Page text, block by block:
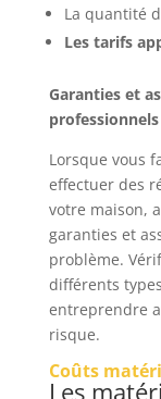
La quantité
Les tarifs
Garanties et
professionnels
Lorsque vous
effectuer des
votre maison,
garanties et
problème.
différents
entreprendre
risque.
Coûts
Les